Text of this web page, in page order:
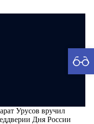
Урусов вручил
Дня России